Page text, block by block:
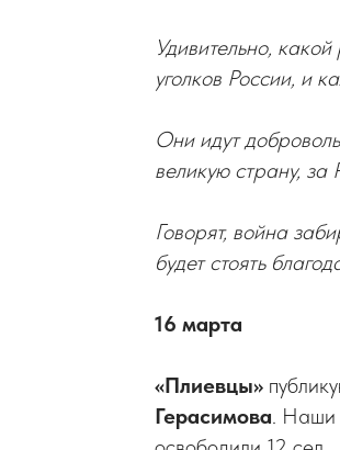
Удивительно,
уголков России, и
Они идут
великую страну, за
Говорят, война
будет стоять
16 марта
«Плиевцы»
Герасимова. Наши